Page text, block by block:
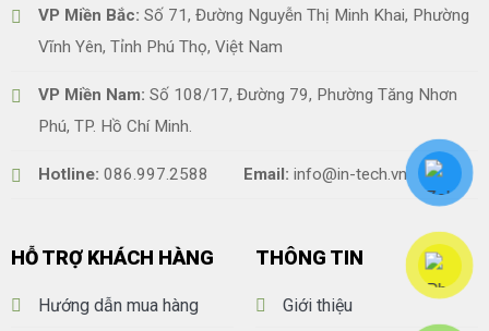
VP Miền Bắc: Số 71, Đường Nguyễn Thị Minh Khai, Phường
Vĩnh Yên, Tỉnh Phú Thọ, Việt Nam
VP Miền Nam: Số 108/17, Đường 79, Phường Tăng Nhơn
Phú, TP. Hồ Chí Minh.
Hotline: 086.997.2588 Email: info@in-tech.vn
HỖ TRỢ KHÁCH HÀNG
Hướng dẫn mua hàng
THÔNG TIN
Giới thiệu